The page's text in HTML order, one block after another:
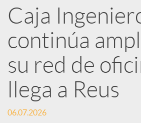
R
e
d
e
Caja
continúa
su red de
llega a Reus
06.07.2026